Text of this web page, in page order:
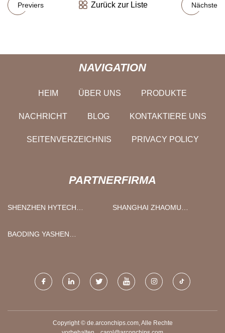
Previers Zurück zur Liste Nächste
NAVIGATION
HEIM ÜBER UNS PRODUKTE
NACHRICHT BLOG KONTAKTIERE UNS
SEITENVERZEICHNIS PRIVACY POLICY
PARTNERFIRMA
SHENZHEN HYTECH
SHANGHAI ZHAOMU
BAODING YASHEN
Copyright © de.arconchips.com, Alle Rechte